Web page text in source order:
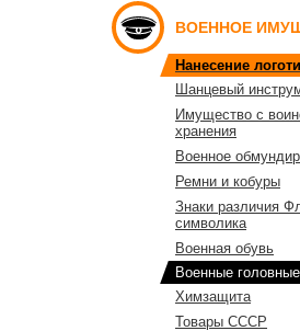
ВОЕННОЕ
Нанесение
Шанцевый
Имущество с
хранения
Военное
Ремни и кобуры
Знаки различия
символика
Военная обувь
Военные
Химзащита
Товары СССР